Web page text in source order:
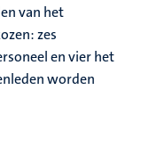
van het
zes
en vier het
worden